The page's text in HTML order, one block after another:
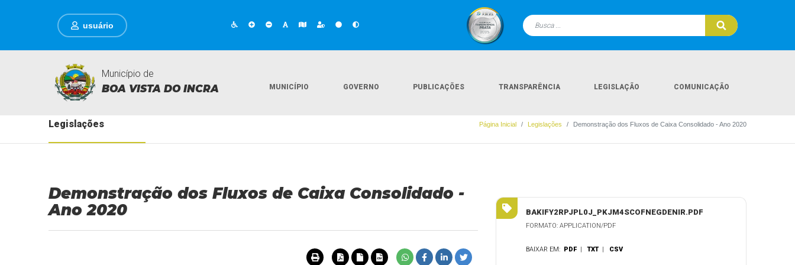
usuário
Município de
BOA VISTA DO INCRA MUNICÍPIO GOVERNO PUBLICAÇÕES TRANSPARÊNCIA LEGISLAÇÃO COMUNICAÇÃO
Legislações Página Inicial Legislações Demonstração dos Fluxos de Caixa Consolidado - Ano 2020
Demonstração dos Fluxos de Caixa Consolidado -
Ano 2020
BAKIFY2RPJPL0J_PKJM4SCOFNEGDENIR.PDF
FORMATO: APPLICATION/PDF
BAIXAR EM: PDF |TXT | CSV